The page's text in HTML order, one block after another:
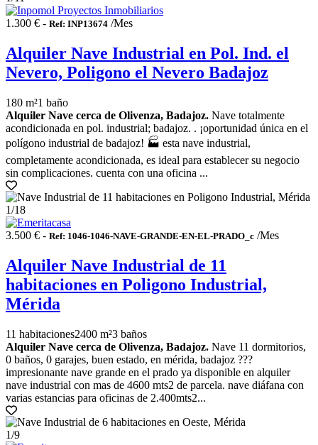
1.300 € - Ref: INP13674 /Mes
Alquiler Nave Industrial en Pol. Ind. el
Nevero, Poligono el Nevero Badajoz
180 m²1 baño
Alquiler Nave cerca de Olivenza, Badajoz. Nave totalmente
acondicionada en pol. industrial; badajoz. . ¡oportunidad única en el
polígono industrial de badajoz! 🏭 esta nave industrial,
completamente acondicionada, es ideal para establecer su negocio
sin complicaciones. cuenta con una oficina ...
1/18
3.500 € - Ref: 1046-1046-NAVE-GRANDE-EN-EL-PRADO_c /Mes
Alquiler Nave Industrial de 11
habitaciones en Poligono Industrial,
Mérida
11 habitaciones2400 m²3 baños
Alquiler Nave cerca de Olivenza, Badajoz. Nave 11 dormitorios,
0 baños, 0 garajes, buen estado, en mérida, badajoz ???
impresionante nave grande en el prado ya disponible en alquiler
nave industrial con mas de 4600 mts2 de parcela. nave diáfana con
varias estancias para oficinas de 2.400mts2...
1/9